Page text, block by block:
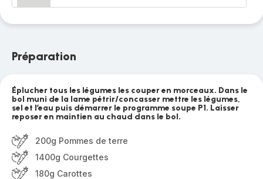
Préparation
Éplucher tous les légumes les couper en morceaux. Dans le
bol muni de la lame pétrir/concasser mettre les légumes,
sel et l’eau puis démarrer le programme soupe P1. Laisser
reposer en maintien au chaud dans le bol.
200g Pommes de terre
1400g Courgettes
180g Carottes